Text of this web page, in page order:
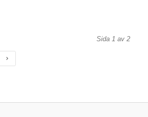
Sida 1 av 2